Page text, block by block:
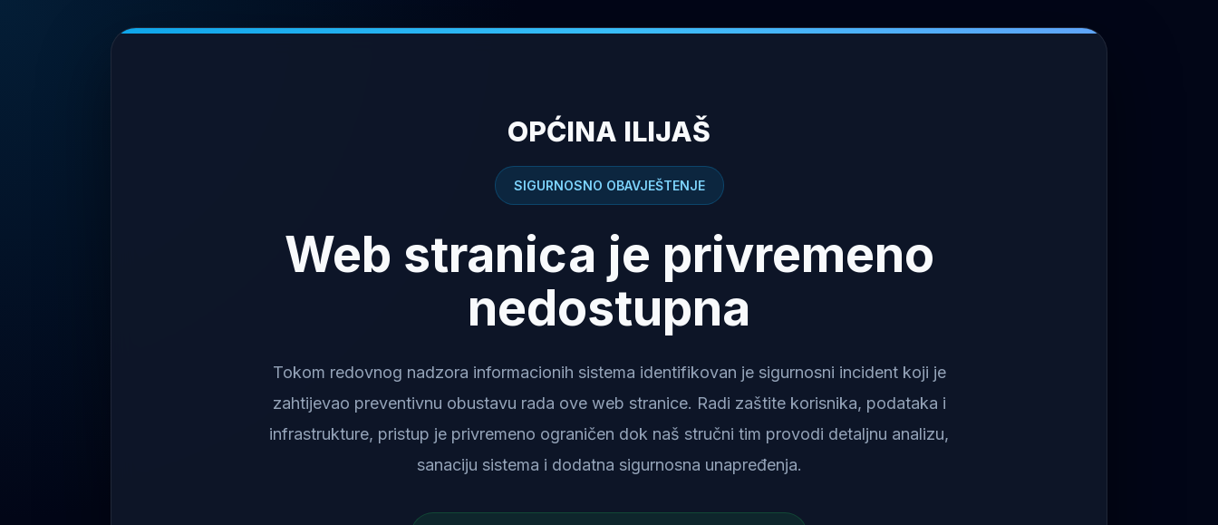
OPĆINA ILIJAŠ
SIGURNOSNO OBAVJEŠTENJE
Web stranica je privremeno
nedostupna
Tokom redovnog nadzora informacionih sistema identifikovan je sigurnosni incident koji je
zahtijevao preventivnu obustavu rada ove web stranice. Radi zaštite korisnika, podataka i
infrastrukture, pristup je privremeno ograničen dok naš stručni tim provodi detaljnu analizu,
sanaciju sistema i dodatna sigurnosna unapređenja.